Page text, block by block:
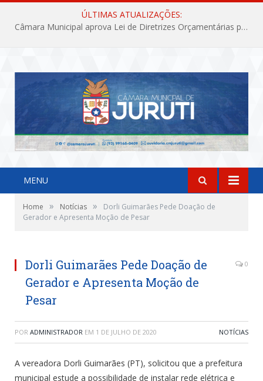
ÚLTIMAS ATUALIZAÇÕES:
Câmara Municipal aprova Lei de Diretrizes Orçamentárias para o exercício financeiro de 2027
MENU
Home » Notícias »
Dorli Guimarães Pede Doação de
Gerador e Apresenta Moção de Pesar
Dorli Guimarães Pede Doação de
Gerador e Apresenta Moção de
Pesar
0
POR ADMINISTRADOR EM 1 DE JULHO DE 2020 NOTÍCIAS
A vereadora Dorli Guimarães (PT), solicitou que a prefeitura
municipal estude a possibilidade de instalar rede elétrica e